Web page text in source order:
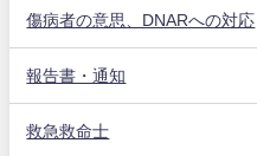
傷病者の意思、DNARへの対応
報告書・通知
救急救命士